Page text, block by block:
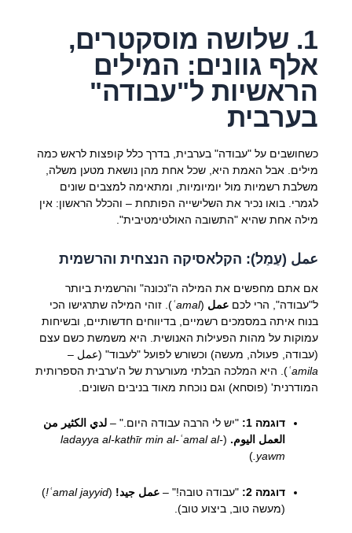
1. שלושה מוסקטרים,
אלף גוונים: המילים
הראשיות ל"עבודה"
בערבית
כשחושבים על "עבודה" בערבית, בדרך כלל קופצות לראש כמה
מילים. אבל האמת היא, שכל אחת מהן נושאת מטען משלה,
משלבת רשמיות מול יומיומיות, ומתאימה למצבים שונים
לגמרי. בואו נכיר את השלישייה הפותחת – והכלל הראשון: אין
מילה אחת שהיא "התשובה האולטימטיבית".
عمل (עַמַל): הקלאסיקה הנצחית והרשמית
אם אתם מחפשים את המילה ה"נכונה" והרשמית ביותר
ל"עבודה", הרי לכם عمل (
ʿamal). זוהי המילה שתרגישו הכי
בנוח איתה במסמכים רשמיים, בדיווחים חדשותיים, ובשיחות
עמוקות על מהות הפעילות האנושית. היא משמשת כשם עצם
(עבודה, פעולה, מעשה) וכשורש לפועל "לעבוד" (عمل –
ʿamila). היא המלכה הבלתי מעורערת של ה'ערבית הספרותית
המודרנית' (פוסחא) וגם נוכחת מאוד בניבים השונים.
דוגמה 1: "יש לי הרבה עבודה היום." – لدي الكثير من
العمل اليوم. (
ladayya al-kathīr min al-ʿamal al-
yawm.
)
דוגמה 2: "עבודה טובה!" – عمل جيد! (
ʿamal jayyid!
)
(מעשה טוב, ביצוע טוב).